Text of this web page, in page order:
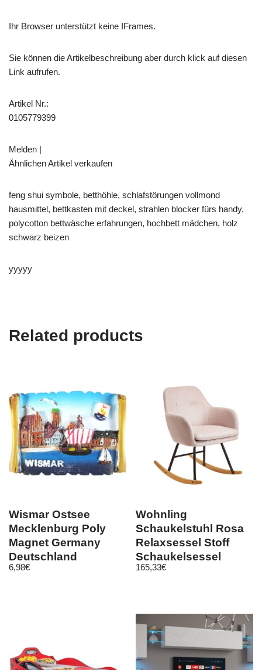
Ihr Browser unterstützt keine IFrames.
Sie können die Artikelbeschreibung aber durch klick auf diesen
Link aufrufen.
Artikel Nr.:
0105779399
Melden |
Ähnlichen Artikel verkaufen
feng shui symbole, betthöhle, schlafstörungen vollmond
hausmittel, bettkasten mit deckel, strahlen blocker fürs handy,
polycotton bettwäsche erfahrungen, hochbett mädchen, holz
schwarz beizen
yyyyy
Related products
Wismar Ostsee
Mecklenburg Poly
Magnet Germany
Deutschland
Souvenir, Neu
6,98€
Wohnling
Schaukelstuhl Rosa
Relaxsessel Stoff
Schaukelsessel
Schwingsessel
165,33€